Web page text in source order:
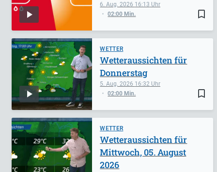
bookmark_border
6. Aug. 2026 16:13
02:00 Min.
WETTER
bookmark_border
5. Aug. 2026 16:32
02:00 Min.
Wetteraussichten für
Donnerstag
WETTER
Wetteraussichten für
Mittwoch, 05. August
2026